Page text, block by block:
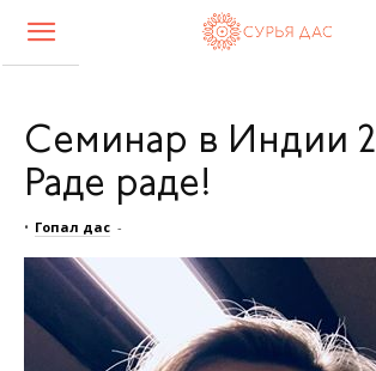
Семинар в Индии
Раде раде!
• Гопал дас -